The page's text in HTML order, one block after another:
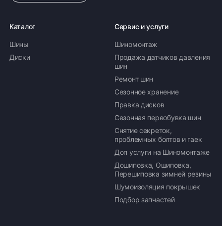
Каталог
Шины
Диски
Сервис и услуги
Шиномонтаж
Продажа датчиков давления
шин
Ремонт шин
Сезонное хранение
Правка дисков
Сезонная переобувка шин
Снятие секреток,
проблемных болтов и гаек
Доп услуги на Шиномонтаже
Дошиповка, Ошиповка,
Перешиповка зимней резины
Шумоизоляция покрышек
Подбор запчастей